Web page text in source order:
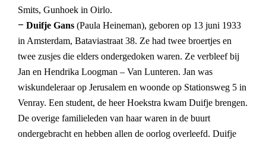
Smits, Gunhoek in Oirlo.
– Duifje Gans (Paula Heineman), geboren op 13 juni 1933
in Amsterdam, Bataviastraat 38. Ze had twee broertjes en
twee zusjes die elders ondergedoken waren. Ze verbleef bij
Jan en Hendrika Loogman – Van Lunteren. Jan was
wiskundeleraar op Jerusalem en woonde op Stationsweg 5 in
Venray. Een student, de heer Hoekstra kwam Duifje brengen.
De overige familieleden van haar waren in de buurt
ondergebracht en hebben allen de oorlog overleefd. Duifje